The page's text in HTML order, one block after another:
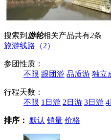
搜索到 游轮相关产品共有2条
旅游线路（2）
参团性质：
不限 跟团游 品质游 独立
行程天数：
不限 1日游 2日游 3日游
排序： 默认 销量 价格